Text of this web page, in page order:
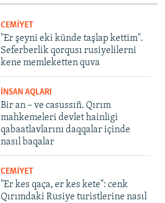
CEMİYET
"Er şeyni eki künde taşlap kettim".
Seferberlik qorqusı rusiyelilerni
kene memleketten quva
İNSAN AQLARI
Bir an – ve casussıñ. Qırım
mahkemeleri devlet hainligi
qabaatlavlarını daqqalar içinde
nasıl baqalar
CEMİYET
"Er kes qaça, er kes kete": cenk
Qırımdaki Rusiye turistlerine nasıl